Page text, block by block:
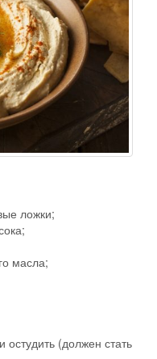
ложки;
масла;
остудить (должен стать